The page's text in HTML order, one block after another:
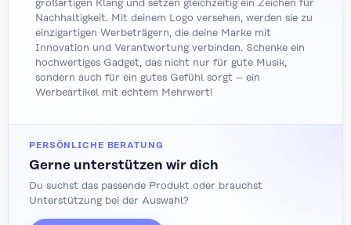
großartigen Klang und setzen gleichzeitig ein Zeichen für
Nachhaltigkeit. Mit deinem Logo versehen, werden sie zu
einzigartigen Werbeträgern, die deine Marke mit
Innovation und Verantwortung verbinden. Schenke ein
hochwertiges Gadget, das nicht nur für gute Musik,
sondern auch für ein gutes Gefühl sorgt – ein
Werbeartikel mit echtem Mehrwert!
PERSÖNLICHE BERATUNG
Gerne unterstützen wir dich
Du suchst das passende Produkt oder brauchst
Unterstützung bei der Auswahl?